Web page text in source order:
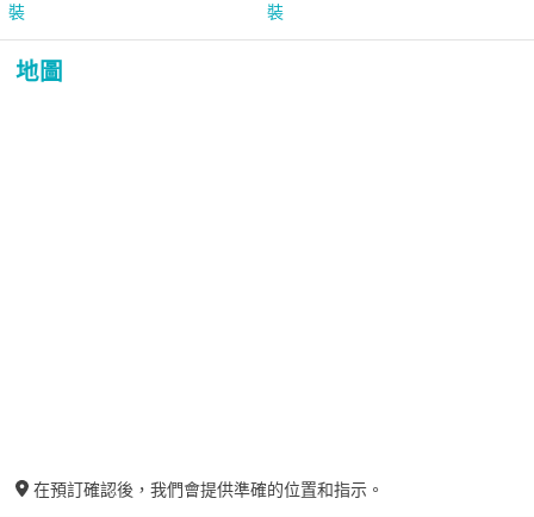
裝
裝
地圖
在預訂確認後，我們會提供準確的位置和指示。